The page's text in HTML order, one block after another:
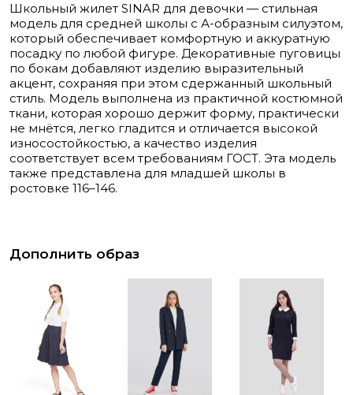
Школьный жилет SINAR для девочки — стильная
модель для средней школы с А-образным силуэтом,
который обеспечивает комфортную и аккуратную
посадку по любой фигуре. Декоративные пуговицы
по бокам добавляют изделию выразительный
акцент, сохраняя при этом сдержанный школьный
стиль. Модель выполнена из практичной костюмной
ткани, которая хорошо держит форму, практически
не мнётся, легко гладится и отличается высокой
износостойкостью, а качество изделия
соответствует всем требованиям ГОСТ. Эта модель
также представлена для младшей школы в
ростовке 116–146.
Дополнить образ